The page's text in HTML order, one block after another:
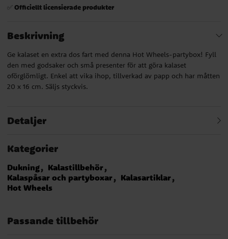
✅ Officiellt licensierade produkter
Beskrivning
Ge kalaset en extra dos fart med denna Hot Wheels-partybox! Fyll
den med godsaker och små presenter för att göra kalaset
oförglömligt. Enkel att vika ihop, tillverkad av papp och har måtten
20 x 16 cm. Säljs styckvis.
Detaljer
Kategorier
Dukning
Kalastillbehör
Kalaspåsar och partyboxar
Kalasartiklar
Hot Wheels
Passande tillbehör